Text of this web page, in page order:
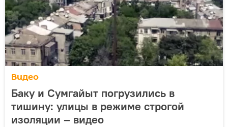
Видео
Баку и Сумгайыт погрузились в
тишину: улицы в режиме строгой
изоляции – видео